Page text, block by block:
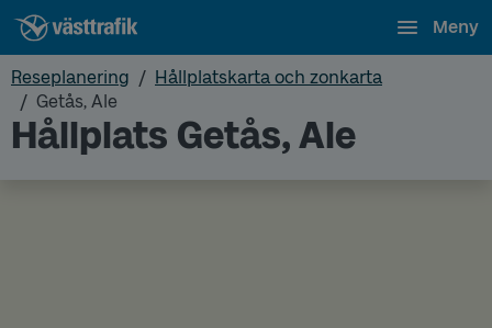
Meny
Reseplanering
Hållplatskarta och zonkarta
Getås, Ale
Hållplats Getås, Ale